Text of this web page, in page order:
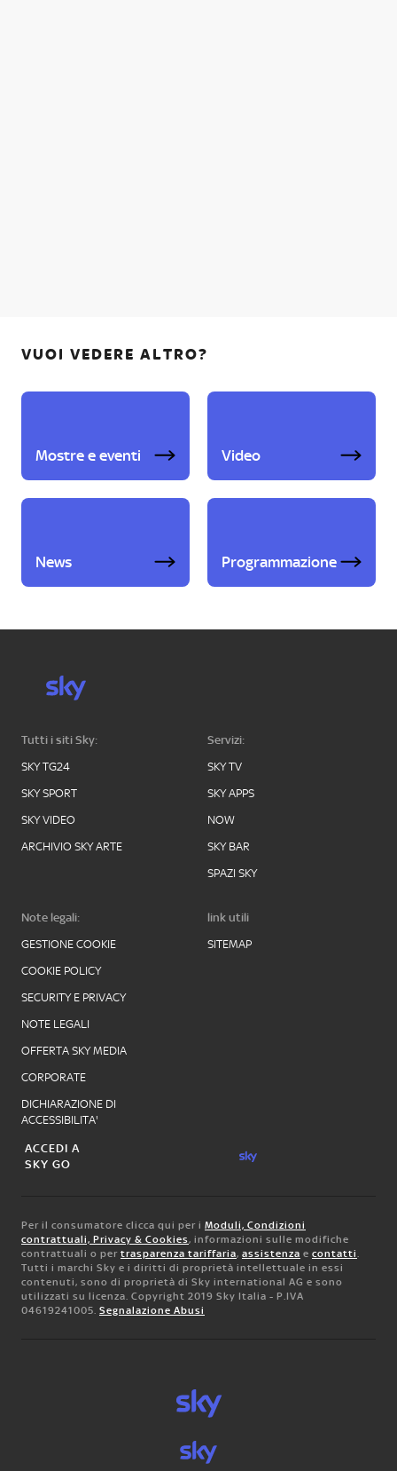
VUOI VEDERE ALTRO?
Mostre e eventi Video
News Programmazione
Tutti i siti Sky:
SKY TG24
SKY SPORT
SKY VIDEO
ARCHIVIO SKY ARTE
Servizi:
SKY TV
SKY APPS
NOW
SKY BAR
SPAZI SKY
Note legali:
GESTIONE COOKIE
COOKIE POLICY
SECURITY E PRIVACY
NOTE LEGALI
OFFERTA SKY MEDIA
CORPORATE
DICHIARAZIONE DI
ACCESSIBILITA'
link utili
SITEMAP
ACCEDI A
SKY GO
Per il consumatore clicca qui per i Moduli, Condizioni
contrattuali, Privacy & Cookies, informazioni sulle modifiche
contrattuali o per trasparenza tariffaria, assistenza e contatti.
Tutti i marchi Sky e i diritti di proprietà intellettuale in essi
contenuti, sono di proprietà di Sky international AG e sono
utilizzati su licenza. Copyright 2019 Sky Italia - P.IVA
04619241005. Segnalazione Abusi